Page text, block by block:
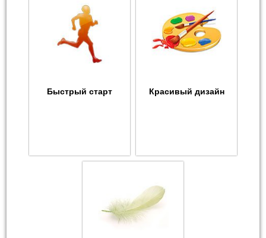
Быстрый старт Красивый дизайн